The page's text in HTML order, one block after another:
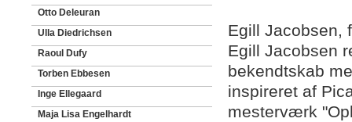
Otto Deleuran
Ulla Diedrichsen
Raoul Dufy
Torben Ebbesen
Inge Ellegaard
Maja Lisa Engelhardt
Egill Jacobsen,
Egill Jacobsen
bekendtskab
inspireret af
mesterværk